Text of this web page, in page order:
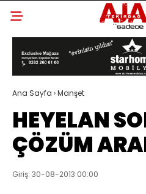
Ana Sayfa ›Manşet
HEYELAN
ÇÖZÜM
Giriş: 30-08-2013 00:00